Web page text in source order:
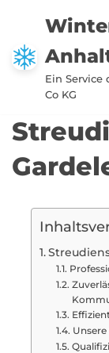
Zum
Inhalt
springenEin Service
Co KG